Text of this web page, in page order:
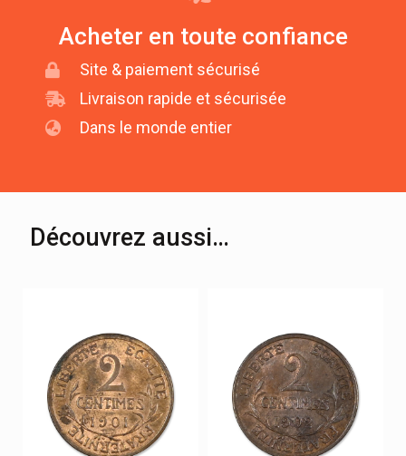
Acheter en toute confiance
Site & paiement sécurisé
Livraison rapide et sécurisée
Dans le monde entier
Découvrez aussi…